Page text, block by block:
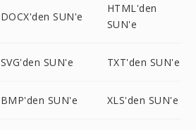
DOCX'den SUN'e
HTML'den
SUN'e
SVG'den SUN'e TXT'den SUN'e
BMP'den SUN'e XLS'den SUN'e